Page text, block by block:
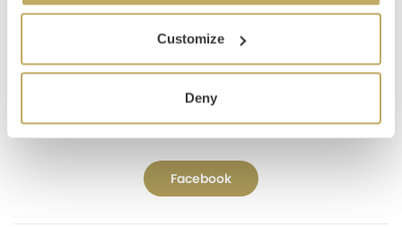
Customize
Deny
Fleischwölfe
Messer
Besteck
Schneidebretter
Facebook